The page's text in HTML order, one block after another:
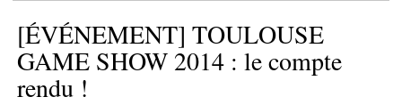
[ÉVÉNEMENT] TOULOUSE
GAME SHOW 2014 : le compte
rendu !